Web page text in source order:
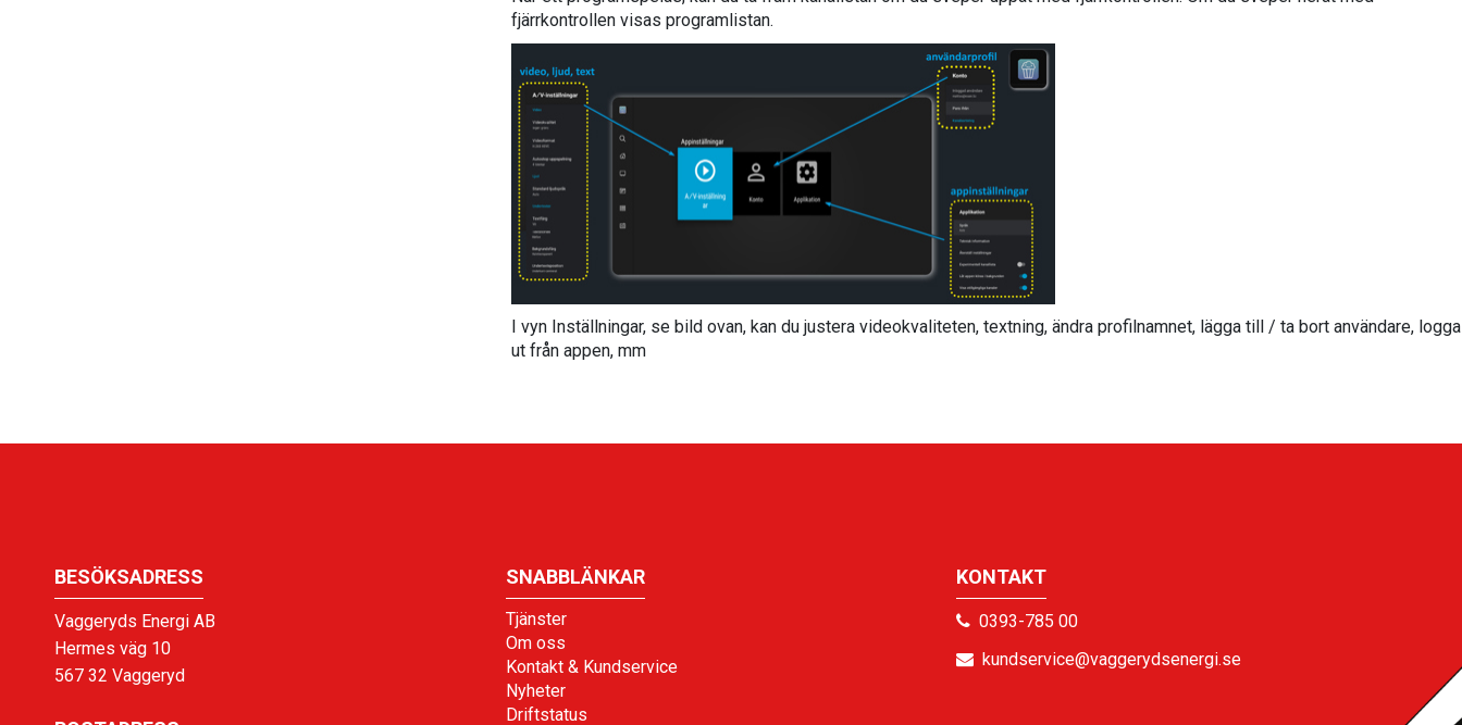
fjärrkontrollen visas programlistan.
I vyn Inställningar, se bild ovan, kan du justera videokvaliteten, textning, ändra profilnamnet, lägga till / ta bort användare, logga
ut från appen, mm
BESÖKSADRESS
Vaggeryds Energi AB
Hermes väg 10
567 32 Vaggeryd
SNABBLÄNKAR
Tjänster
Om oss
Kontakt & Kundservice
Nyheter
Driftstatus
KONTAKT
0393-785 00
kundservice@vaggerydsenergi.se